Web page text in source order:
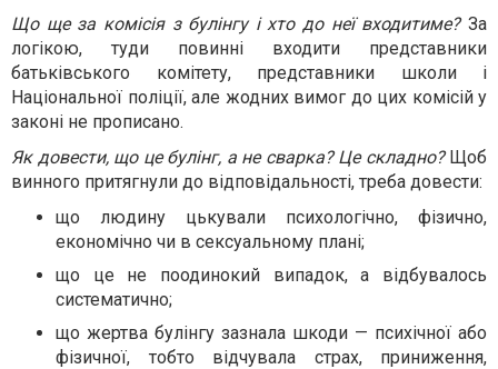
Що ще за комісія з булінгу і хто до неї входитиме?За
логікою, туди повинні входити представники
батьківського комітету, представники школи і
Національної поліції, але жодних вимог до цих комісій у
законі не прописано.
Як довести, що це булінг, а не сварка? Це складно?Щоб
винного притягнули до відповідальності, треба довести:
що людину цькували психологічно, фізично,
економічно чи в сексуальному плані;
що це не поодинокий випадок, а відбувалось
систематично;
що жертва булінгу зазнала шкоди — психічної або
фізичної, тобто відчувала страх, приниження,